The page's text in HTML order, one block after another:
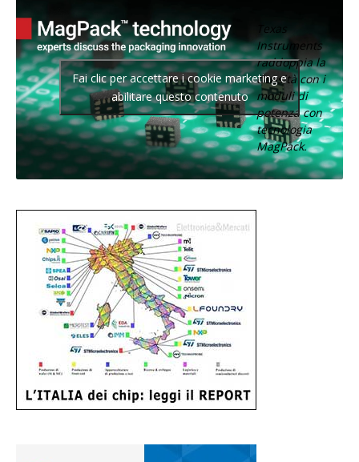
Texas
Instruments
raddoppia la
densità con i
moduli di
potenza con
tecnologia
MagPack.
Fai clic per accettare i cookie marketing e
abilitare questo contenuto